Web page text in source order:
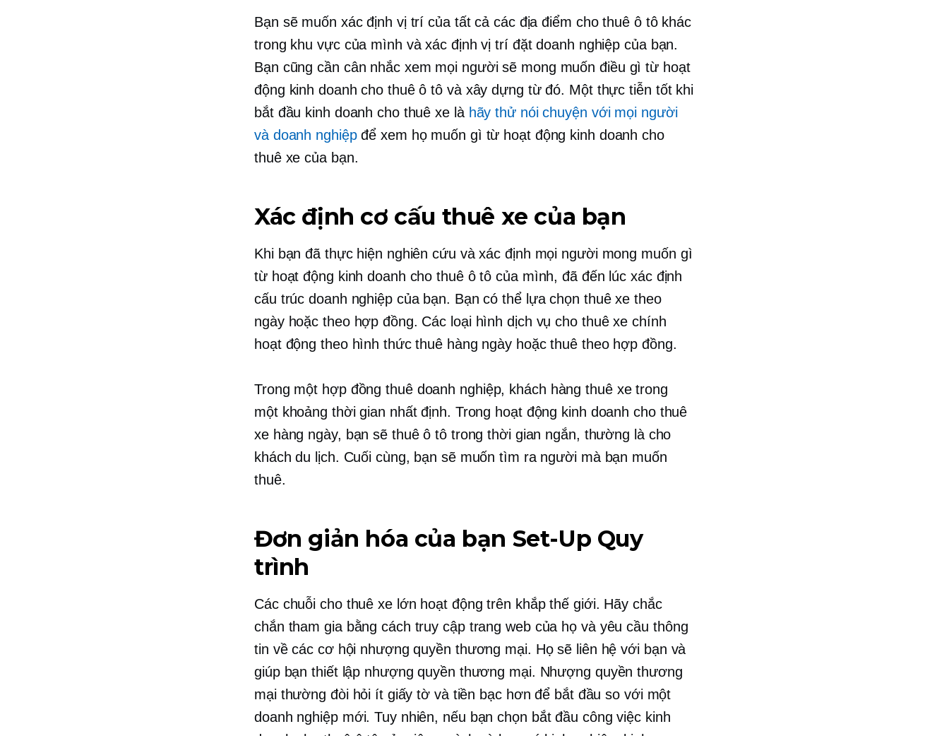
Bạn sẽ muốn xác định vị trí của tất cả các địa điểm cho thuê ô tô khác
trong khu vực của mình và xác định vị trí đặt doanh nghiệp của bạn.
Bạn cũng cần cân nhắc xem mọi người sẽ mong muốn điều gì từ hoạt
động kinh doanh cho thuê ô tô và xây dựng từ đó. Một thực tiễn tốt khi
bắt đầu kinh doanh cho thuê xe là hãy thử nói chuyện với mọi người
và doanh nghiệpđể xem họ muốn gì từ hoạt động kinh doanh cho
thuê xe của bạn.
Xác định cơ cấu thuê xe của bạn
Khi bạn đã thực hiện nghiên cứu và xác định mọi người mong muốn gì
từ hoạt động kinh doanh cho thuê ô tô của mình, đã đến lúc xác định
cấu trúc doanh nghiệp của bạn. Bạn có thể lựa chọn thuê xe theo
ngày hoặc theo hợp đồng. Các loại hình dịch vụ cho thuê xe chính
hoạt động theo hình thức thuê hàng ngày hoặc thuê theo hợp đồng.
Trong một hợp đồng thuêdoanh nghiệp, khách hàng thuê xe trong
một khoảng thời gian nhất định. Trong hoạt động kinh doanh cho thuê
xe hàng ngày, bạn sẽ thuê ô tô trong thời gian ngắn, thường là cho
khách du lịch. Cuối cùng, bạn sẽ muốn tìm ra người mà bạn muốn
thuê.
Đơn giản hóa của bạn Set-Up Quy
trình
Các chuỗi cho thuê xe lớn hoạt động trên khắp thế giới. Hãy chắc
chắn tham gia bằng cách truy cập trang web của họ và yêu cầu thông
tin về các cơ hội nhượng quyền thương mại. Họ sẽ liên hệ với bạn và
giúp bạn thiết lập nhượng quyền thương mại. Nhượng quyền thương
mại thường đòi hỏi ít giấy tờ và tiền bạc hơn để bắt đầu so với một
doanh nghiệp mới. Tuy nhiên, nếu bạn chọn bắt đầu công việc kinh